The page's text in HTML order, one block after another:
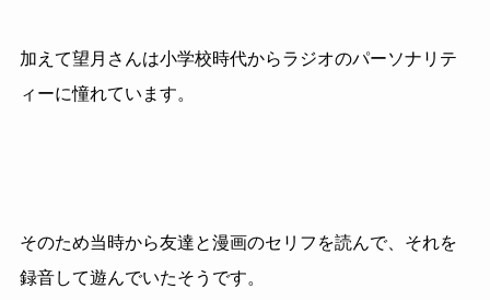
加えて望月さんは小学校時代からラジオのパーソナリテ
ィーに憧れています。
そのため当時から友達と漫画のセリフを読んで、それを
録音して遊んでいたそうです。